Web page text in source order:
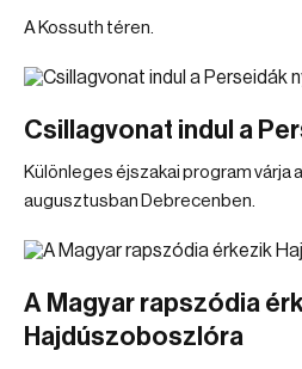
A Kossuth téren.
Csillagvonat indul a
Különleges éjszakai program várja
augusztusban Debrecenben.
A Magyar rapszódia
Hajdúszoboszlóra